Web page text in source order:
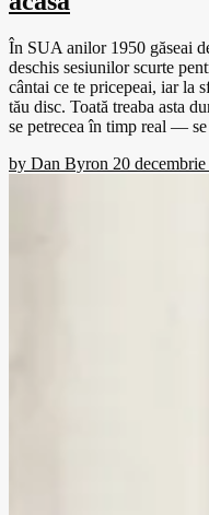
În SUA anilor 1950 găseai
deschis sesiunilor scurte
cântai ce te pricepeai, iar
tău disc. Toată treaba asta
se petrecea în timp real —
by Dan Byron 20 decembrie